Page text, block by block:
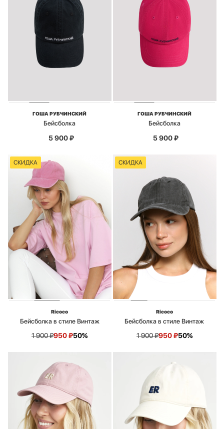
ГОША РУБЧИНСКИЙ
Бейсболка
5 900₽
ГОША РУБЧИНСКИЙ
Бейсболка
5 900₽
СКИДКА
Ricoco
Бейсболка в стиле Винтаж
1 900₽950₽50%
СКИДКА
Ricoco
Бейсболка в стиле Винтаж
1 900₽950₽50%